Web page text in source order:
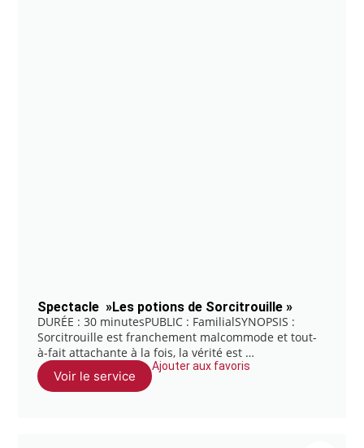
Spectacle »Les potions de Sorcitrouille »
DURÉE : 30 minutesPUBLIC : FamilialSYNOPSIS :
Sorcitrouille est franchement malcommode et tout-
à-fait attachante à la fois, la vérité est …
Voir le service
Ajouter aux favoris